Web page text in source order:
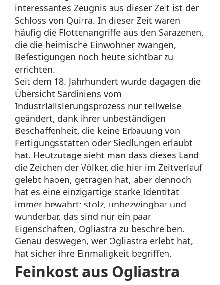
interessantes Zeugnis aus dieser Zeit ist der
Schloss von Quirra. In dieser Zeit waren
häufig die Flottenangriffe aus den Sarazenen,
die die heimische Einwohner zwangen,
Befestigungen noch heute sichtbar zu
errichten.
Seit dem 18. Jahrhundert wurde dagagen die
Übersicht Sardiniens vom
Industrialisierungsprozess nur teilweise
geändert, dank ihrer unbeständigen
Beschaffenheit, die keine Erbauung von
Fertigungsstätten oder Siedlungen erlaubt
hat. Heutzutage sieht man dass dieses Land
die Zeichen der Völker, die hier im Zeitverlauf
gelebt haben, getragen hat, aber dennoch
hat es eine einzigartige starke Identität
immer bewahrt: stolz, unbezwingbar und
wunderbar, das sind nur ein paar
Eigenschaften, Ogliastra zu beschreiben.
Genau deswegen, wer Ogliastra erlebt hat,
hat sicher ihre Einmaligkeit begriffen.
Feinkost aus Ogliastra